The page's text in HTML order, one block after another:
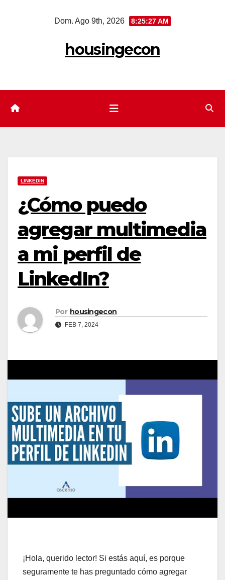
Dom. Ago 9th, 2026 8:25:28 AM
housingecon
LINKEDIN
¿Cómo puedo
agregar multimedia
a mi perfil de
LinkedIn?
Por housingecon
FEB 7, 2024
¡Hola, querido lector! Si estás aquí, es porque
seguramente te has preguntado cómo agregar